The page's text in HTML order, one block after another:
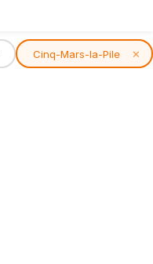
Cinq-Mars-la-Pile ✕